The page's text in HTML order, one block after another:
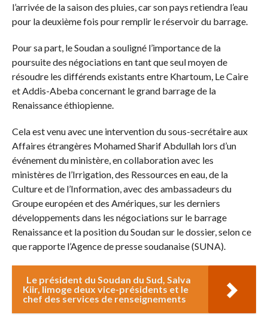
l’arrivée de la saison des pluies, car son pays retiendra l’eau
pour la deuxième fois pour remplir le réservoir du barrage.
Pour sa part, le Soudan a souligné l’importance de la
poursuite des négociations en tant que seul moyen de
résoudre les différends existants entre Khartoum, Le Caire
et Addis-Abeba concernant le grand barrage de la
Renaissance éthiopienne.
Cela est venu avec une intervention du sous-secrétaire aux
Affaires étrangères Mohamed Sharif Abdullah lors d’un
événement du ministère, en collaboration avec les
ministères de l’Irrigation, des Ressources en eau, de la
Culture et de l’Information, avec des ambassadeurs du
Groupe européen et des Amériques, sur les derniers
développements dans les négociations sur le barrage
Renaissance et la position du Soudan sur le dossier, selon ce
que rapporte l’Agence de presse soudanaise (SUNA).
Le président du Soudan du Sud, Salva
Kiir, limoge deux vice-présidents et le
chef des services de renseignements